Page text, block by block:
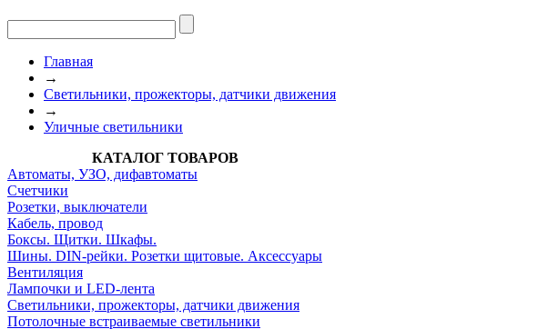
Главная
→
Светильники, прожекторы, датчики движения
→
Уличные светильники
КАТАЛОГ ТОВАРОВ
Автоматы, УЗО, дифавтоматы
Счетчики
Розетки, выключатели
Кабель, провод
Боксы. Щитки. Шкафы.
Шины. DIN-рейки. Розетки щитовые. Аксессуары
Вентиляция
Лампочки и LED-лента
Светильники, прожекторы, датчики движения
Потолочные встраиваемые светильники